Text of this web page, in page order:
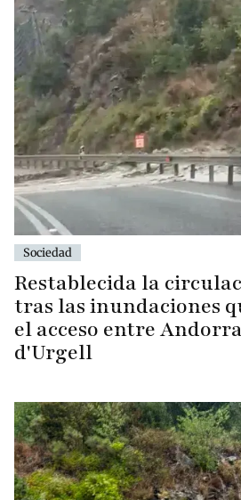
Sociedad
Restablecida la
tras las inundaciones
el acceso entre
d'Urgell